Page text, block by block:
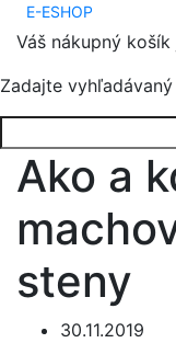
E-ESHOP
Váš nákupný
Zadajte
Ako a
steny
30.11.2019